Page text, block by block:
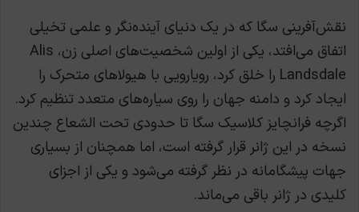
نقش‌آفرینی سگا که در یک دنیای آینده‌نگر و علمی تخیلی
اتفاق می‌افتد، یکی از اولین شخصیت‌های اصلی زن، Alis
Landsdale را خلق کرد، رویارویی با هیولاهای متحرک را
ایجاد کرد و دامنه جهان را روی سیاره‌های متعدد تنظیم کرد.
اگرچه فرانچایز کلاسیک سگا تا حدودی تحت الشعاع چندین
نسخه در این ژانر قرار گرفته است، اما همچنان از بسیاری
جهات پیشگامانه در نظر گرفته می‌شود و یکی از اجزای
کلیدی در ژانر باقی می‌ماند.